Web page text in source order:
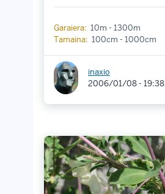
Garaiera: 10m - 1300m
Tamaina: 100cm - 1000cm
inaxio
2006/01/08 - 19:38